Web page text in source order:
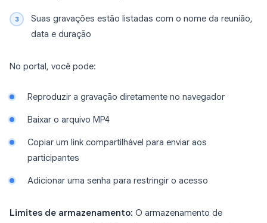
Suas gravações estão listadas com o nome da reunião,
data e duração
No portal, você pode:
Reproduzir a gravação diretamente no navegador
Baixar o arquivo MP4
Copiar um link compartilhável para enviar aos
participantes
Adicionar uma senha para restringir o acesso
Limites de armazenamento: O armazenamento de